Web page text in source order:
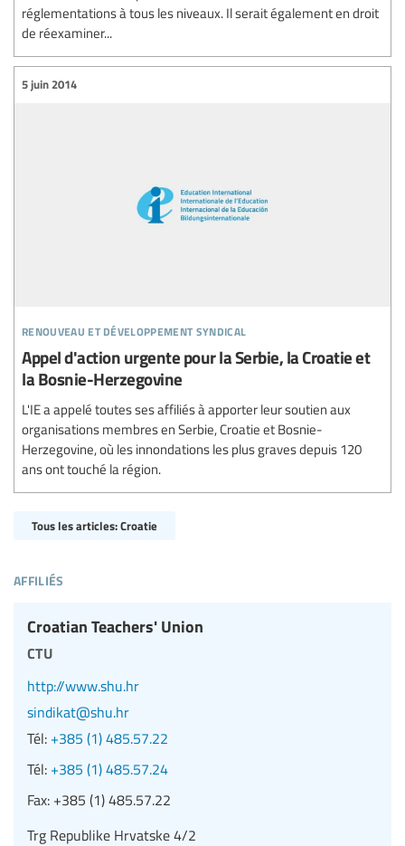
réglementations à tous les niveaux. Il serait également en droit
de réexaminer...
renouveau et développement syndical
5 juin 2014
Appel d'action urgente pour la Serbie, la Croatie et
la Bosnie-Herzegovine
L'IE a appelé toutes ses affiliés à apporter leur soutien aux
organisations membres en Serbie, Croatie et Bosnie-
Herzegovine, où les innondations les plus graves depuis 120
ans ont touché la région.
Tous les articles: Croatie
affiliés
Croatian Teachers' Union
ctu
http://www.shu.hr
sindikat@shu.hr
Tél: +385 (1) 485.57.22
Tél: +385 (1) 485.57.24
Fax: +385 (1) 485.57.22
Trg Republike Hrvatske 4/2